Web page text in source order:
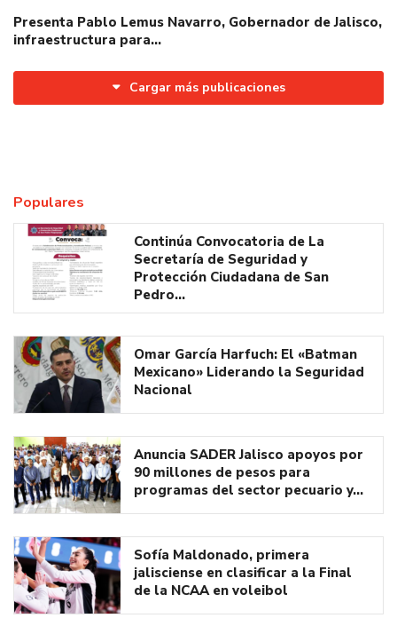
Presenta Pablo Lemus Navarro, Gobernador de Jalisco,
infraestructura para…
Cargar más publicaciones
Populares
Continúa Convocatoria de La
Secretaría de Seguridad y
Protección Ciudadana de San
Pedro…
Omar García Harfuch: El «Batman
Mexicano» Liderando la Seguridad
Nacional
Anuncia SADER Jalisco apoyos por
90 millones de pesos para
programas del sector pecuario y…
Sofía Maldonado, primera
jalisciense en clasificar a la Final
de la NCAA en voleibol